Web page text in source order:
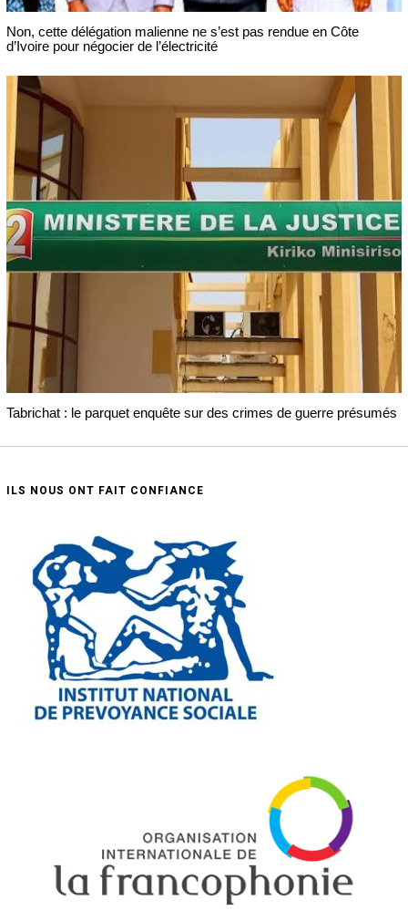
Non, cette délégation malienne ne s’est pas rendue en Côte
d’Ivoire pour négocier de l’électricité
Tabrichat : le parquet enquête sur des crimes de guerre présumés
ILS NOUS ONT FAIT CONFIANCE